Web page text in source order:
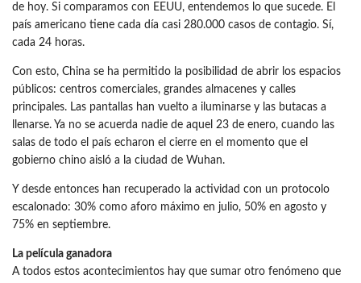
de hoy. Si comparamos con EEUU, entendemos lo que sucede. El
país americano tiene cada día casi 280.000 casos de contagio. Sí,
cada 24 horas.
Con esto, China se ha permitido la posibilidad de abrir los espacios
públicos: centros comerciales, grandes almacenes y calles
principales. Las pantallas han vuelto a iluminarse y las butacas a
llenarse. Ya no se acuerda nadie de aquel 23 de enero, cuando las
salas de todo el país echaron el cierre en el momento que el
gobierno chino aisló a la ciudad de Wuhan.
Y desde entonces han recuperado la actividad con un protocolo
escalonado: 30% como aforo máximo en julio, 50% en agosto y
75% en septiembre.
La película ganadora
A todos estos acontecimientos hay que sumar otro fenómeno que